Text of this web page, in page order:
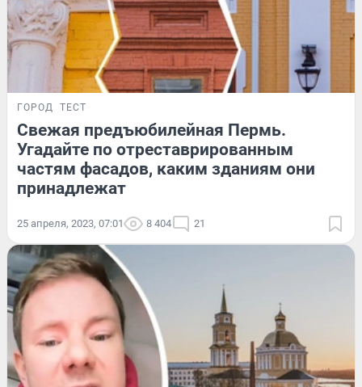
ГОРОД ТЕСТ
Свежая предъюбилейная Пермь.
Угадайте по отреставрированным
частям фасадов, каким зданиям они
принадлежат
25 апреля, 2023, 07:01 8 404 21